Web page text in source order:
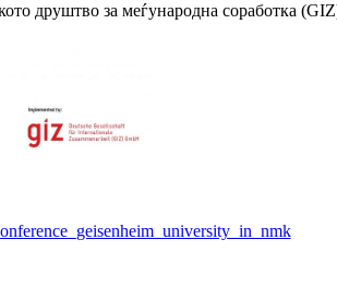
друштво за меѓународна соработка